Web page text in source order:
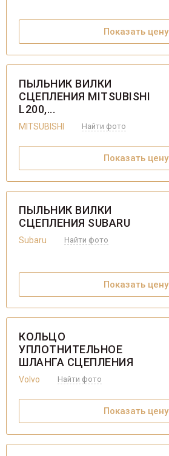
Показать цену
ПЫЛЬНИК ВИЛКИ
СЦЕПЛЕНИЯ MITSUBISHI
L200,...
MITSUBISHI Найти фото
Показать цену
ПЫЛЬНИК ВИЛКИ
СЦЕПЛЕНИЯ SUBARU
Subaru Найти фото
Показать цену
КОЛЬЦО
УПЛОТНИТЕЛЬНОЕ
ШЛАНГА СЦЕПЛЕНИЯ
РЕЗИНОВОЕ,...
Volvo Найти фото
Показать цену